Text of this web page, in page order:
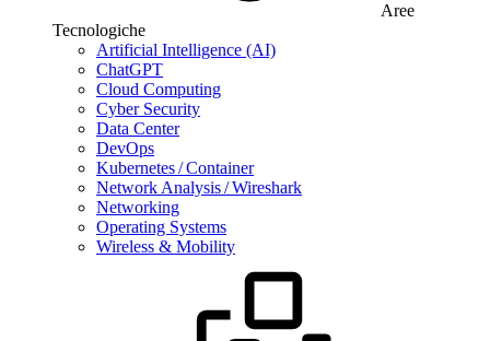
Aree
Tecnologiche
Artificial Intelligence (AI)
ChatGPT
Cloud Computing
Cyber Security
Data Center
DevOps
Kubernetes / Container
Network Analysis / Wireshark
Networking
Operating Systems
Wireless & Mobility